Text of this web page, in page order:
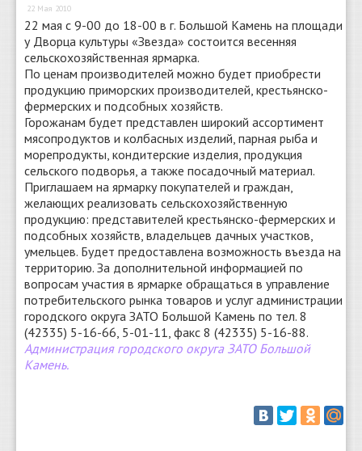
О сайте
22 Мая 2010
22 мая с 9-00 до 18-00 в г. Большой Камень на площади
у Дворца культуры «Звезда» состоится весенняя
сельскохозяйственная ярмарка.
По ценам производителей можно будет приобрести
продукцию приморских производителей, крестьянско-
фермерских и подсобных хозяйств.
Горожанам будет представлен широкий ассортимент
мясопродуктов и колбасных изделий, парная рыба и
морепродукты, кондитерские изделия, продукция
сельского подворья, а также посадочный материал.
Приглашаем на ярмарку покупателей и граждан,
желающих реализовать сельскохозяйственную
продукцию: представителей крестьянско-фермерских и
подсобных хозяйств, владельцев дачных участков,
умельцев. Будет предоставлена возможность въезда на
территорию. За дополнительной информацией по
вопросам участия в ярмарке обращаться в управление
потребительского рынка товаров и услуг администрации
городского округа ЗАТО Большой Камень по тел. 8
(42335) 5-16-66, 5-01-11, факс 8 (42335) 5-16-88.
Администрация городского округа ЗАТО Большой
Камень.